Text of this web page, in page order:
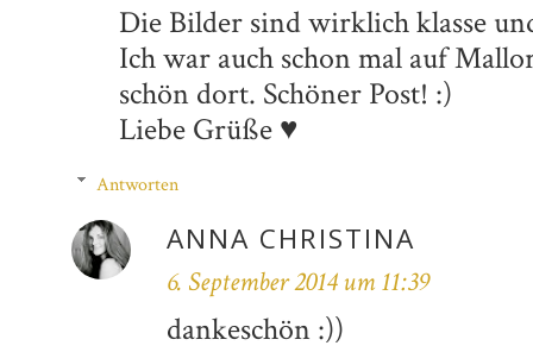
Die Bilder sind wirklich klasse
Ich war auch schon mal auf
schön dort. Schöner Post! :)
Liebe Grüße ♥
Antworten
ANNA CHRISTINA
6. September 2014 um 11:39
dankeschön :))